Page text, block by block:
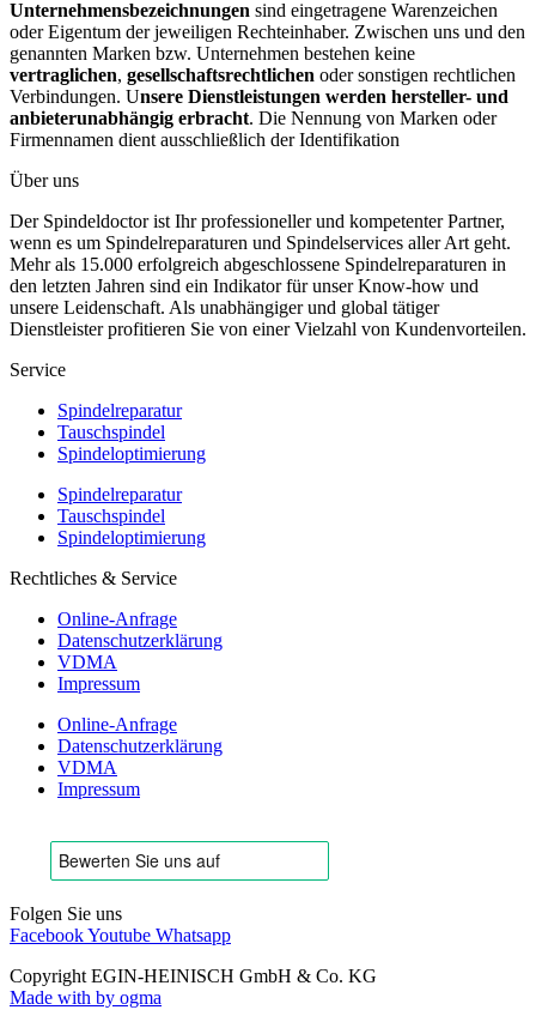
Unternehmensbezeichnungen sind eingetragene Warenzeichen
oder Eigentum der jeweiligen Rechteinhaber. Zwischen uns und den
genannten Marken bzw. Unternehmen bestehen keine
vertraglichen, gesellschaftsrechtlichen oder sonstigen rechtlichen
Verbindungen. Unsere Dienstleistungen werden hersteller- und
anbieterunabhängig erbracht. Die Nennung von Marken oder
Firmennamen dient ausschließlich der Identifikation
Über uns
Der Spindeldoctor ist Ihr professioneller und kompetenter Partner,
wenn es um Spindelreparaturen und Spindelservices aller Art geht.
Mehr als 15.000 erfolgreich abgeschlossene Spindelreparaturen in
den letzten Jahren sind ein Indikator für unser Know-how und
unsere Leidenschaft. Als unabhängiger und global tätiger
Dienstleister profitieren Sie von einer Vielzahl von Kundenvorteilen.
Service
Spindelreparatur
Tauschspindel
Spindeloptimierung
Spindelreparatur
Tauschspindel
Spindeloptimierung
Rechtliches & Service
Online-Anfrage
Datenschutzerklärung
VDMA
Impressum
Online-Anfrage
Datenschutzerklärung
VDMA
Impressum
Folgen Sie uns
FacebookYoutube Whatsapp
Copyright EGIN-HEINISCH GmbH & Co. KG
Made with by ogma